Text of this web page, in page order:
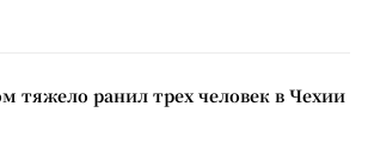
тяжело ранил трех человек в Чехии